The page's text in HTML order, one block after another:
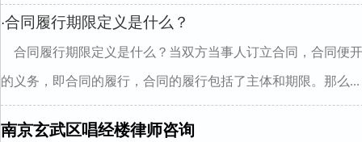
·合同履行期限定义是什么？
合同履行期限定义是什么？当双方当事人订立合同，合同便
的义务，即合同的履行，合同的履行包括了主体和期限。那么...
南京玄武区唱经楼律师咨询